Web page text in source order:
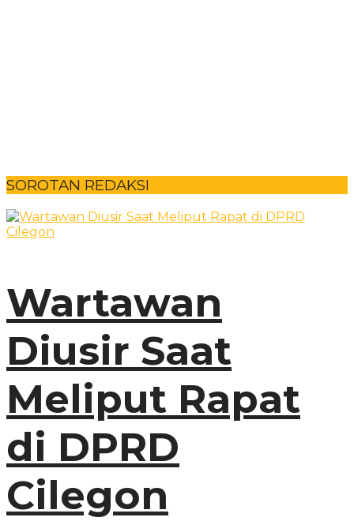
SOROTAN REDAKSI
Wartawan
Diusir Saat
Meliput Rapat
di DPRD
Cilegon